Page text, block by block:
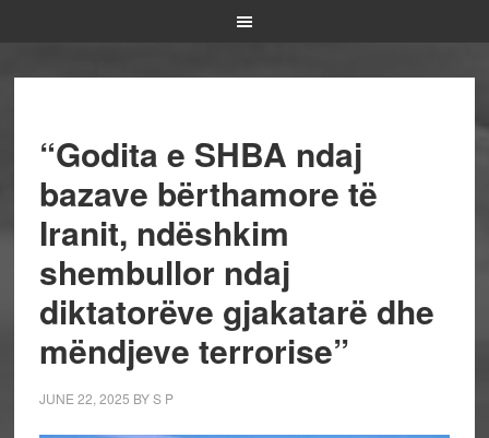
“Godita e SHBA ndaj
bazave bërthamore të
Iranit, ndëshkim
shembullor ndaj
diktatorëve gjakatarë dhe
mëndjeve terrorise”
JUNE 22, 2025 BYS P